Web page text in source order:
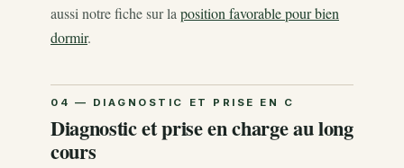
aussi notre fiche sur laposition favorable pour bien
dormir.
Diagnostic et prise en charge au long
cours